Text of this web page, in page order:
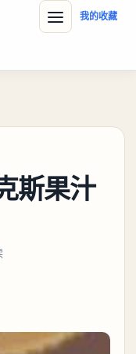
我的收藏
斯果汁